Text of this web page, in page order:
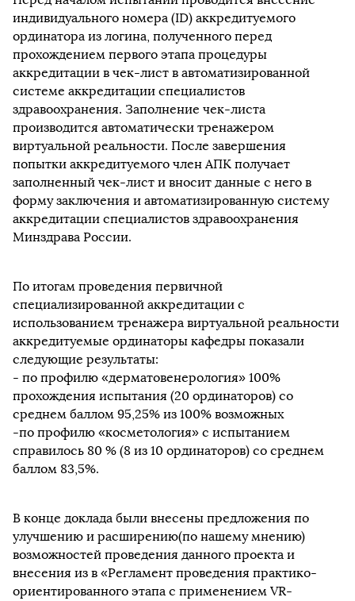
индивидуального номера (ID) аккредитуемого
ординатора из логина, полученного перед
прохождением первого этапа процедуры
аккредитации в чек-лист в автоматизированной
системе аккредитации специалистов
здравоохранения. Заполнение чек-листа
производится автоматически тренажером
виртуальной реальности. После завершения
попытки аккредитуемого член АПК получает
заполненный чек-лист и вносит данные с него в
форму заключения и автоматизированную систему
аккредитации специалистов здравоохранения
Минздрава России.
По итогам проведения первичной
специализированной аккредитации с
использованием тренажера виртуальной реальности
аккредитуемые ординаторы кафедры показали
следующие результаты:
- по профилю «дерматовенерология» 100%
прохождения испытания (20 ординаторов) со
среднем баллом 95,25% из 100% возможных
-по профилю «косметология» с испытанием
справилось 80 % (8 из 10 ординаторов) со среднем
баллом 83,5%.
В конце доклада были внесены предложения по
улучшению и расширению(по нашему мнению)
возможностей проведения данного проекта и
внесения из в «Регламент проведения практико-
ориентированного этапа с применением VR-